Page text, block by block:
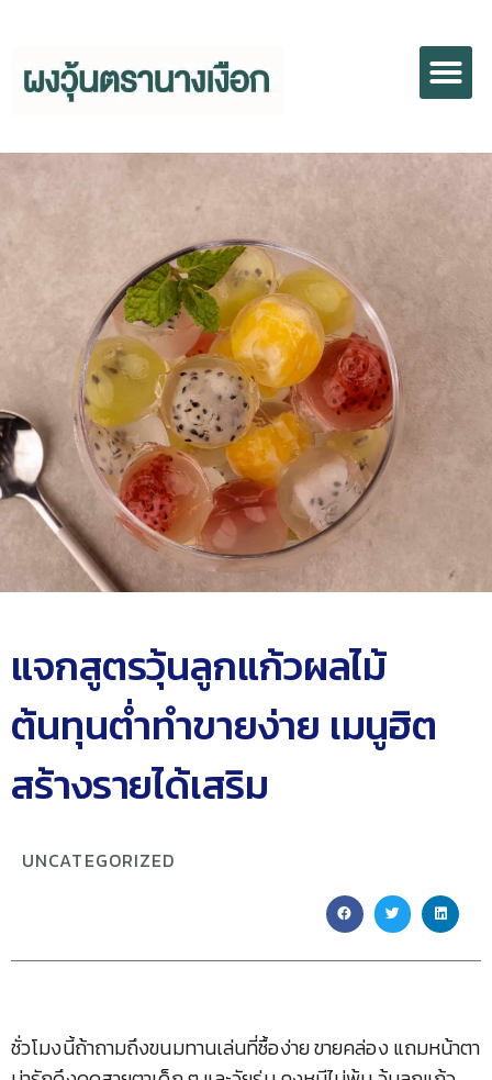
แจกสูตรวุ้นลูกแก้วผลไม้
ต้นทุนต่ำทำขายง่าย เมนูฮิต
สร้างรายได้เสริม
UNCATEGORIZED
ชั่วโมงนี้ถ้าถามถึงขนมทานเล่นที่ซื้อง่าย ขายคล่อง แถมหน้าตา